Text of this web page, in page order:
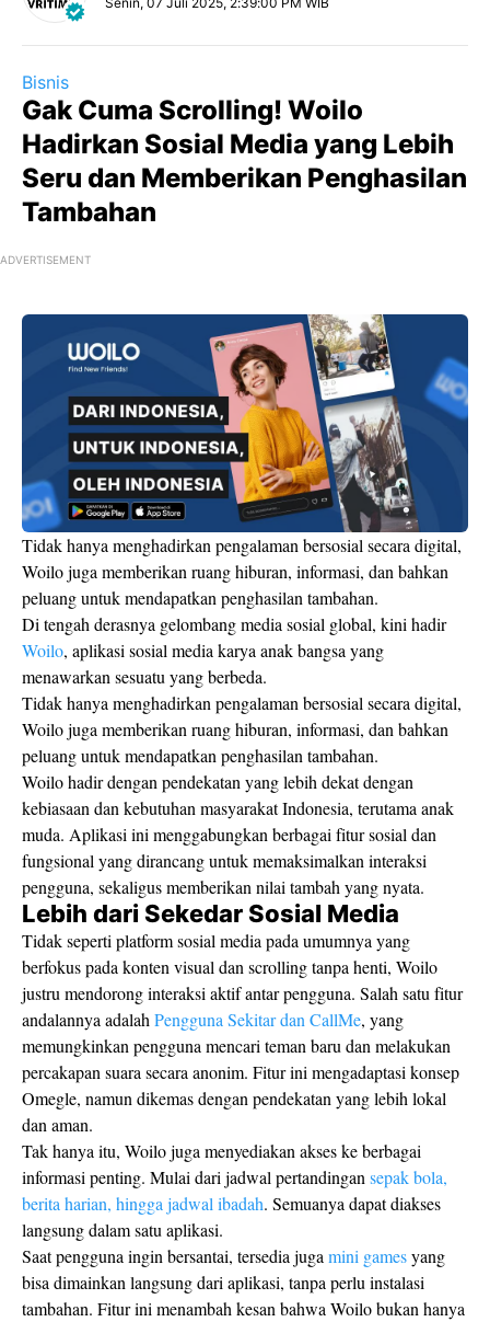
Bisnis
Gak Cuma Scrolling! Woilo
Hadirkan Sosial Media yang Lebih
Seru dan Memberikan Penghasilan
Tambahan
ADVERTISEMENT
Tidak hanya menghadirkan pengalaman bersosial secara digital,
Woilo juga memberikan ruang hiburan, informasi, dan bahkan
peluang untuk mendapatkan penghasilan tambahan.
Di tengah derasnya gelombang media sosial global, kini hadir
Woilo, aplikasi sosial media karya anak bangsa yang
menawarkan sesuatu yang berbeda.
Tidak hanya menghadirkan pengalaman bersosial secara digital,
Woilo juga memberikan ruang hiburan, informasi, dan bahkan
peluang untuk mendapatkan penghasilan tambahan.
Woilo hadir dengan pendekatan yang lebih dekat dengan
kebiasaan dan kebutuhan masyarakat Indonesia, terutama anak
muda. Aplikasi ini menggabungkan berbagai fitur sosial dan
fungsional yang dirancang untuk memaksimalkan interaksi
pengguna, sekaligus memberikan nilai tambah yang nyata.
Lebih dari Sekedar Sosial Media
Tidak seperti platform sosial media pada umumnya yang
berfokus pada konten visual dan scrolling tanpa henti, Woilo
justru mendorong interaksi aktif antar pengguna. Salah satu fitur
andalannya adalahPengguna Sekitar dan CallMe, yang
memungkinkan pengguna mencari teman baru dan melakukan
percakapan suara secara anonim. Fitur ini mengadaptasi konsep
Omegle, namun dikemas dengan pendekatan yang lebih lokal
dan aman.
Tak hanya itu, Woilo juga menyediakan akses ke berbagai
informasi penting. Mulai dari jadwal pertandingansepak bola,
berita harian, hingga jadwal ibadah. Semuanya dapat diakses
langsung dalam satu aplikasi.
Saat pengguna ingin bersantai, tersedia jugamini gamesyang
bisa dimainkan langsung dari aplikasi, tanpa perlu instalasi
tambahan. Fitur ini menambah kesan bahwa Woilo bukan hanya